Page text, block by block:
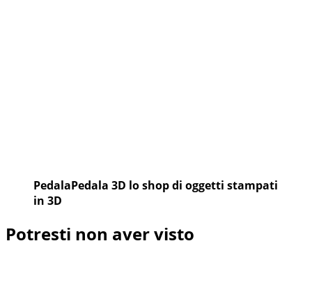
PedalaPedala 3D lo shop di oggetti stampati
in 3D
Potresti non aver visto